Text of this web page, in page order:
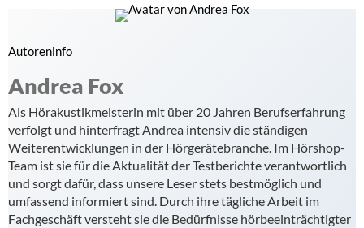
Autoreninfo
Andrea Fox
Als Hörakustikmeisterin mit über 20 Jahren Berufserfahrung
verfolgt und hinterfragt Andrea intensiv die ständigen
Weiterentwicklungen in der Hörgerätebranche. Im Hörshop-
Team ist sie für die Aktualität der Testberichte verantwortlich
und sorgt dafür, dass unsere Leser stets bestmöglich und
umfassend informiert sind. Durch ihre tägliche Arbeit im
Fachgeschäft versteht sie die Bedürfnisse hörbeeinträchtigter